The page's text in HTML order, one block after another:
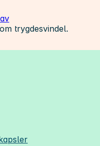
trygdesvindel.